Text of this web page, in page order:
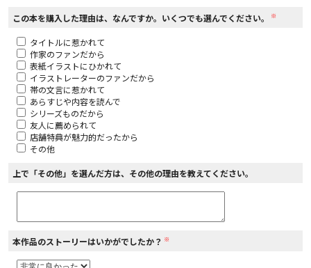
コミックパルフェ
この本を購入した理由は、なんですか。いくつでも選んでください。 ※
タイトルに惹かれて
作家のファンだから
表紙イラストにひかれて
イラストレーターのファンだから
帯の文言に惹かれて
あらすじや内容を読んで
シリーズものだから
友人に薦められて
店舗特典が魅力的だったから
その他
上で「その他」を選んだ方は、その他の理由を教えてください。
本作品のストーリーはいかがでしたか？ ※